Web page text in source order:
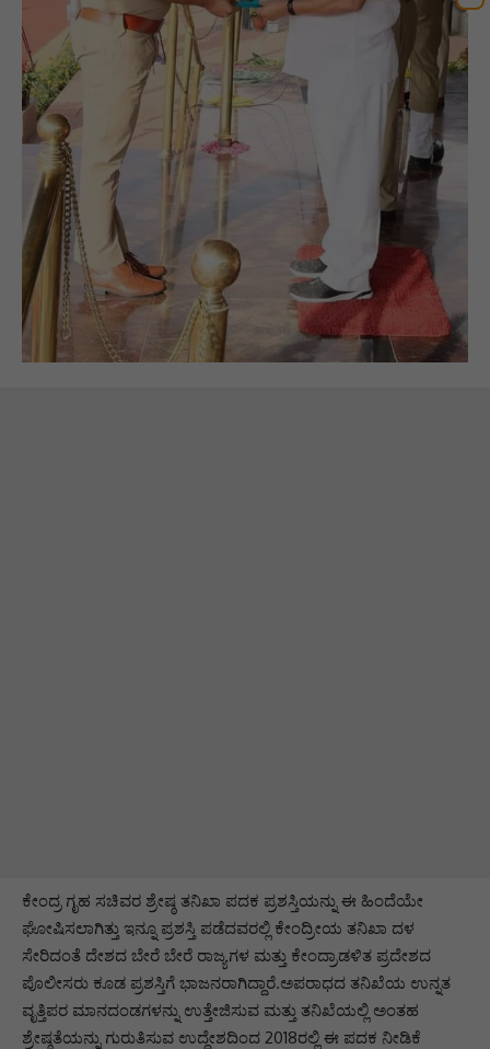
ಕೇಂದ್ರ ಗೃಹ ಸಚಿವರ ಶ್ರೇಷ್ಠ ತನಿಖಾ ಪದಕ ಪ್ರಶಸ್ತಿಯನ್ನು ಈ ಹಿಂದೆಯೇ
ಘೋಷಿಸಲಾಗಿತ್ತು ಇನ್ನೂ ಪ್ರಶಸ್ತಿ ಪಡೆದವರಲ್ಲಿ ಕೇಂದ್ರೀಯ ತನಿಖಾ ದಳ
ಸೇರಿದಂತೆ ದೇಶದ ಬೇರೆ ಬೇರೆ ರಾಜ್ಯಗಳ ಮತ್ತು ಕೇಂದ್ರಾಡಳಿತ ಪ್ರದೇಶದ
ಪೊಲೀಸರು ಕೂಡ ಪ್ರಶಸ್ತಿಗೆ ಭಾಜನರಾಗಿದ್ದಾರೆ.ಅಪರಾಧದ ತನಿಖೆಯ ಉನ್ನತ
ವೃತ್ತಿಪರ ಮಾನದಂಡಗಳನ್ನು ಉತ್ತೇಜಿಸುವ ಮತ್ತು ತನಿಖೆಯಲ್ಲಿ ಅಂತಹ
ಶ್ರೇಷ್ಠತೆಯನ್ನು ಗುರುತಿಸುವ ಉದ್ದೇಶದಿಂದ 2018ರಲ್ಲಿ ಈ ಪದಕ ನೀಡಿಕೆ